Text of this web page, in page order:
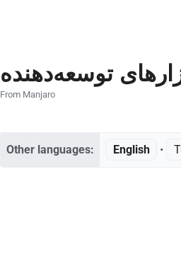
توسعه‌دهنده
From Manjaro
Other languages: English • ‎